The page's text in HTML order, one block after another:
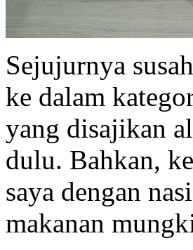
Sejujurnya
ke dalam
yang disajikan
dulu. Bahkan,
saya dengan
makanan